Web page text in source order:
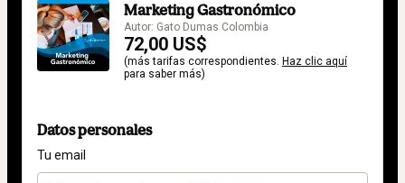
Marketing Gastronómico
Autor: Gato Dumas Colombia
72,00 US$
(más tarifas correspondientes. Haz clic aquí
para saber más)
Datos personales
Tu email